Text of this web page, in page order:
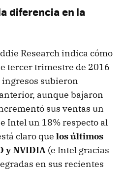
diferencia en la
Research indica cómo
tercer trimestre de 2016
subieron
aunque bajaron
sus ventas un
Intel un 18% respecto al
claro que los últimos
y NVIDIA (e Intel gracias
en sus recientes